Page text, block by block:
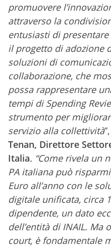
promuovere
attraverso la
entusiasti di
il progetto di adozione
soluzioni di
collaborazione, che
possa rappresentare
tempi di Spending
strumento per
servizio alla collettività
Tenan, Direttore
Italia. “Come rivela un
PA italiana può
Euro all’anno con le
digitale unificata, circa
dipendente, un dato
dell’entità di INAIL.
court, è fondamentale